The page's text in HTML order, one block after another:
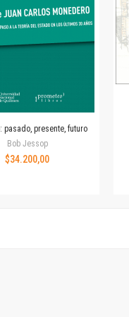
Arnáiz Burne
pasado, presente, futuro
Bob Jessop
$34.200,00